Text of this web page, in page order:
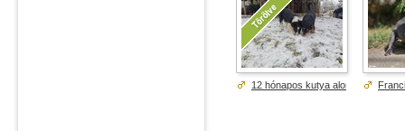
12 hónapos kutya alom